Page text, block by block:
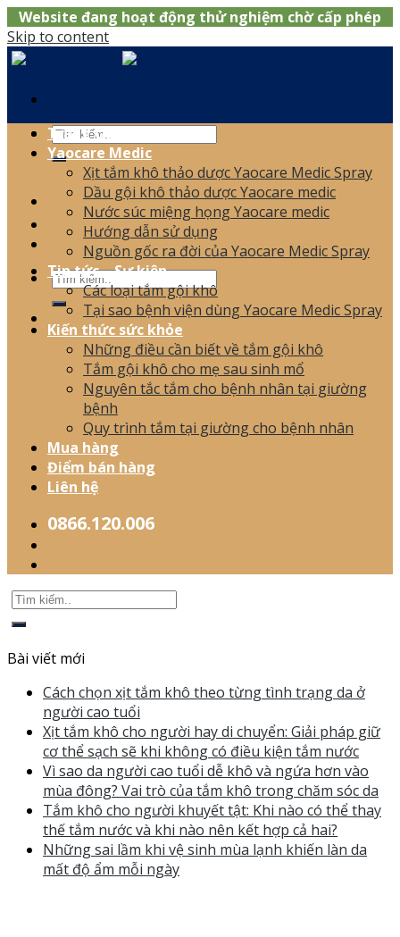
Website đang hoạt động thử nghiệm chờ cấp phép
Skip to content
0866.120.006
Trang chủ
Yaocare Medic
Xịt tắm khô thảo dược Yaocare Medic Spray
Dầu gội khô thảo dược Yaocare medic
Nước súc miệng họng Yaocare medic
Hướng dẫn sử dụng
Nguồn gốc ra đời của Yaocare Medic Spray
Tin tức – Sự kiện
Các loại tắm gội khô
Tại sao bệnh viện dùng Yaocare Medic Spray
Kiến thức sức khỏe
Những điều cần biết về tắm gội khô
Tắm gội khô cho mẹ sau sinh mổ
Nguyên tắc tắm cho bệnh nhân tại giường
bệnh
Quy trình tắm tại giường cho bệnh nhân
Mua hàng
Điểm bán hàng
Liên hệ
0866.120.006
Bài viết mới
Cách chọn xịt tắm khô theo từng tình trạng da ở
người cao tuổi
Xịt tắm khô cho người hay di chuyển: Giải pháp giữ
cơ thể sạch sẽ khi không có điều kiện tắm nước
Vì sao da người cao tuổi dễ khô và ngứa hơn vào
mùa đông? Vai trò của tắm khô trong chăm sóc da
Tắm khô cho người khuyết tật: Khi nào có thể thay
thế tắm nước và khi nào nên kết hợp cả hai?
Những sai lầm khi vệ sinh mùa lạnh khiến làn da
mất độ ẩm mỗi ngày